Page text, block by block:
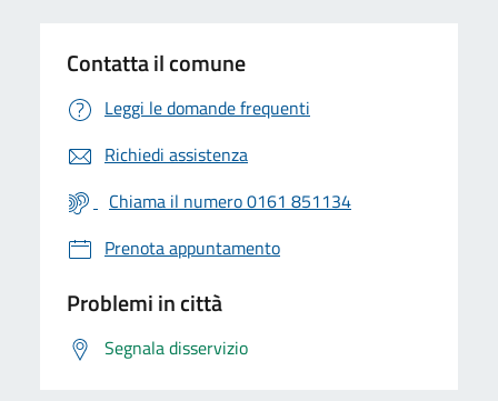
Contatta il comune
Leggi le domande frequenti
Richiedi assistenza
Chiama il numero 0161 851134
Prenota appuntamento
Problemi in città
Segnala disservizio